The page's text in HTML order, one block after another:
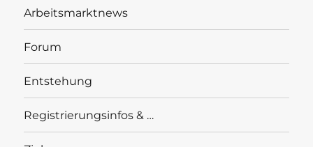
Arbeitsmarktnews
Forum
Entstehung
Registrierungsinfos & …